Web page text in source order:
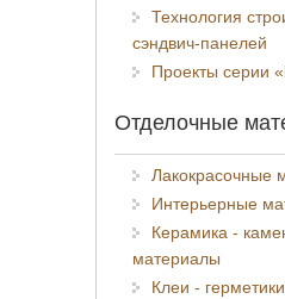
Технология
сэндвич-панелей
Проекты серии
Отделочные
Лакокрасочные
Интерьерные
Керамика -
материалы
Клеи - герметики